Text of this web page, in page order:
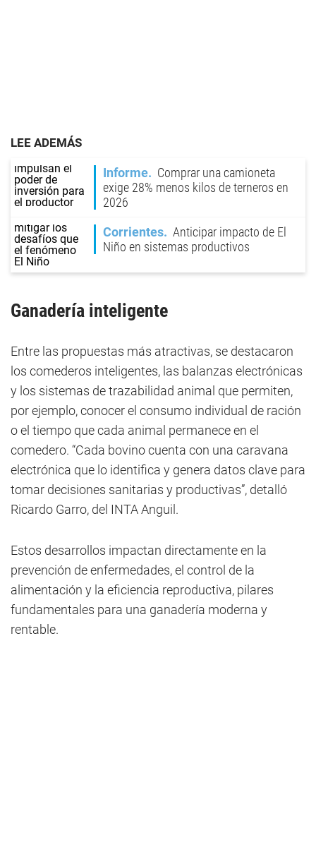
LEE ADEMÁS
Informe
Comprar una camioneta
exige 28% menos kilos de terneros en
2026
Corrientes
Anticipar impacto de El
Niño en sistemas productivos
Ganadería inteligente
Entre las propuestas más atractivas, se destacaron
los comederos inteligentes, las balanzas electrónicas
y los sistemas de trazabilidad animal que permiten,
por ejemplo, conocer el consumo individual de ración
o el tiempo que cada animal permanece en el
comedero. “Cada bovino cuenta con una caravana
electrónica que lo identifica y genera datos clave para
tomar decisiones sanitarias y productivas”, detalló
Ricardo Garro, del INTA Anguil.
Estos desarrollos impactan directamente en la
prevención de enfermedades, el control de la
alimentación y la eficiencia reproductiva, pilares
fundamentales para una ganadería moderna y
rentable.